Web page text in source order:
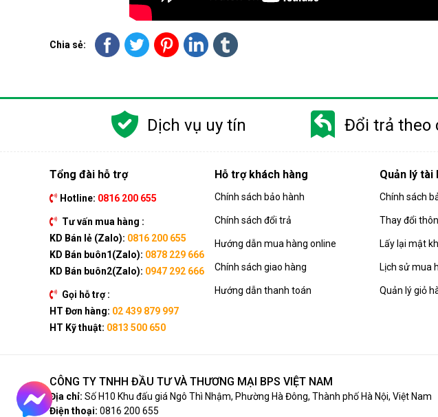
Chia sẻ:
Dịch vụ uy tín Đổi trả theo
Tổng đài hỗ trợ
Hotline: 0816 200 655
Tư vấn mua hàng :
KD Bán lẻ (Zalo): 0816 200 655
KD Bán buôn1(Zalo): 0878 229 666
KD Bán buôn2(Zalo): 0947 292 666
Gọi hỗ trợ :
HT Đơn hàng: 02 439 879 997
HT Kỹ thuật: 0813 500 650
Hỗ trợ khách hàng
Chính sách bảo hành
Chính sách đổi trả
Hướng dẫn mua hàng online
Chính sách giao hàng
Hướng dẫn thanh toán
Quản lý tài
Chính sách
Thay đổi
Lấy lại mật
Lịch sử mua
Quản lý giỏ
CÔNG TY TNHH ĐẦU TƯ VÀ THƯƠNG MẠI BPS VIỆT NAM
Địa chỉ: Số H10 Khu đấu giá Ngô Thì Nhậm, Phường Hà Đông, Thành phố Hà Nội, Việt Nam
Điện thoại: 0816 200 655